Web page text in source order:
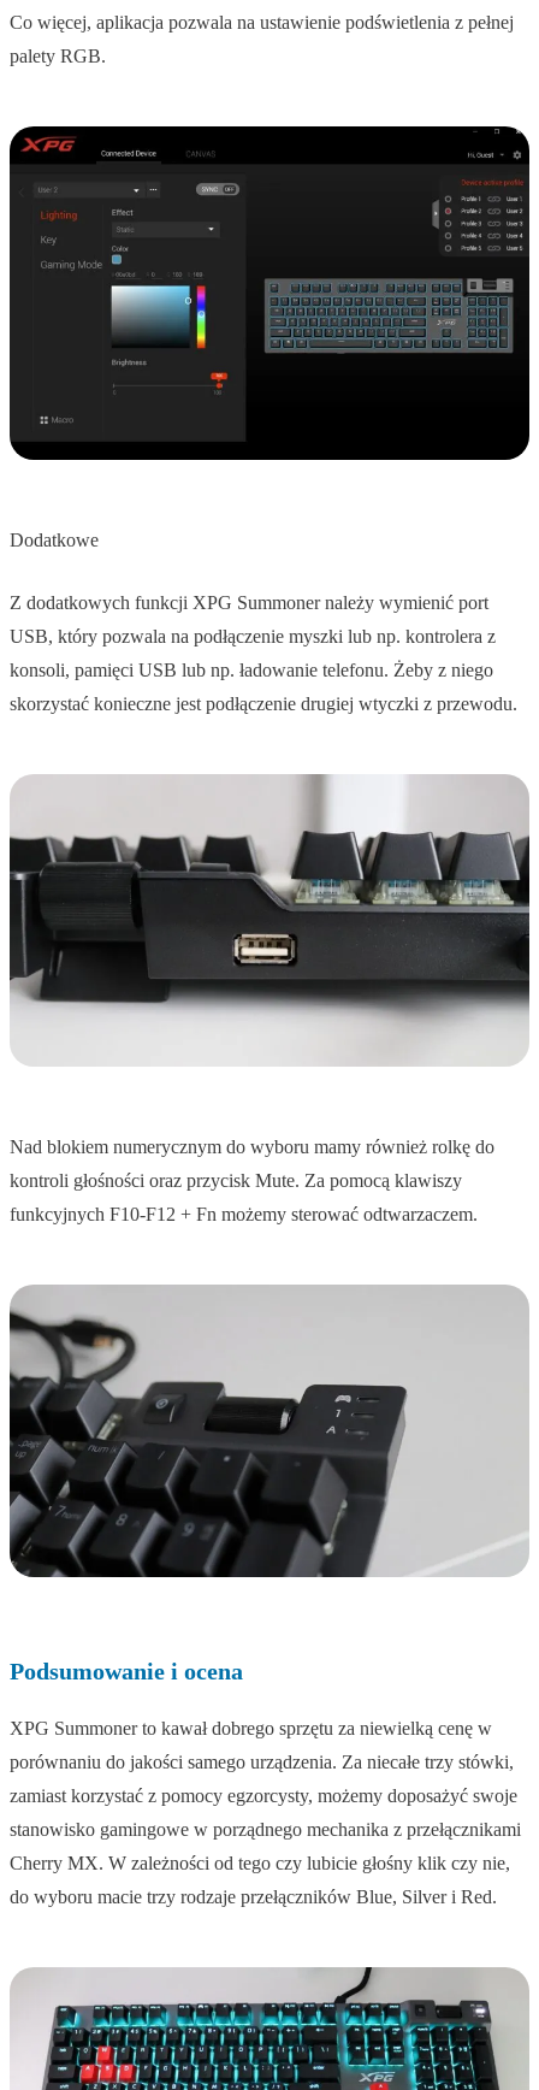
Co więcej, aplikacja pozwala na ustawienie podświetlenia z pełnej
palety RGB.
Dodatkowe
Z dodatkowych funkcji XPG Summoner należy wymienić port
USB, który pozwala na podłączenie myszki lub np. kontrolera z
konsoli, pamięci USB lub np. ładowanie telefonu. Żeby z niego
skorzystać konieczne jest podłączenie drugiej wtyczki z przewodu.
Nad blokiem numerycznym do wyboru mamy również rolkę do
kontroli głośności oraz przycisk Mute. Za pomocą klawiszy
funkcyjnych F10-F12 + Fn możemy sterować odtwarzaczem.
Podsumowanie i ocena
XPG Summoner to kawał dobrego sprzętu za niewielką cenę w
porównaniu do jakości samego urządzenia. Za niecałe trzy stówki,
zamiast korzystać z pomocy egzorcysty, możemy doposażyć swoje
stanowisko gamingowe w porządnego mechanika z przełącznikami
Cherry MX. W zależności od tego czy lubicie głośny klik czy nie,
do wyboru macie trzy rodzaje przełączników Blue, Silver i Red.